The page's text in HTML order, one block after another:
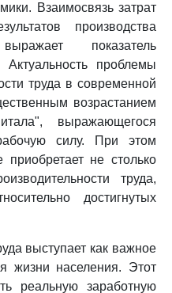
Взаимосвязь затрат
производства
показатель
Актуальность проблемы
труда в современной
возрастанием
выражающегося
силу. При этом
не столько
труда,
достигнутых
выступает как важное
жизни населения. Этот
реальную заработную